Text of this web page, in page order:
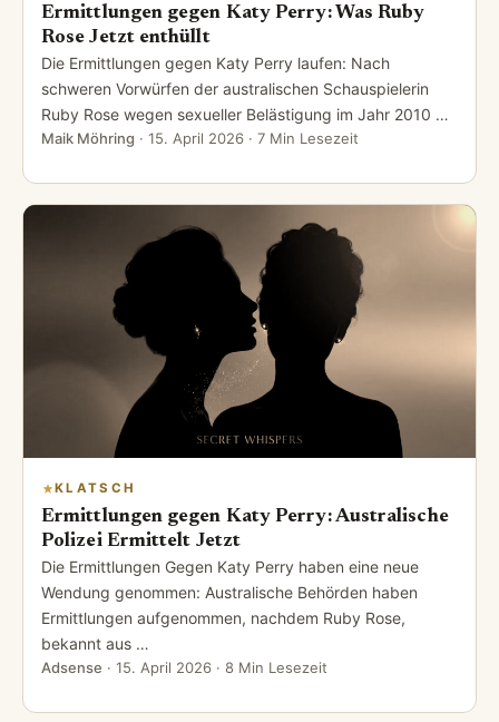
Ermittlungen gegen Katy Perry: Was Ruby
Rose Jetzt enthüllt
Die Ermittlungen gegen Katy Perry laufen: Nach
schweren Vorwürfen der australischen Schauspielerin
Ruby Rose wegen sexueller Belästigung im Jahr 2010 …
Maik Möhring · 15. April 2026 · 7 Min Lesezeit
KLATSCH
Ermittlungen gegen Katy Perry: Australische
Polizei Ermittelt Jetzt
Die Ermittlungen Gegen Katy Perry haben eine neue
Wendung genommen: Australische Behörden haben
Ermittlungen aufgenommen, nachdem Ruby Rose,
bekannt aus …
Adsense · 15. April 2026 · 8 Min Lesezeit